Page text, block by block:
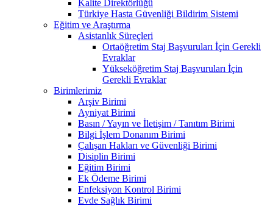
Kalite Direktörlüğü
Türkiye Hasta Güvenliği Bildirim Sistemi
Eğitim ve Araştırma
Asistanlık Süreçleri
Ortaöğretim Staj Başvuruları İçin Gerekli
Evraklar
Yükseköğretim Staj Başvuruları İçin
Gerekli Evraklar
Birimlerimiz
Arşiv Birimi
Ayniyat Birimi
Basın / Yayın ve İletişim / Tanıtım Birimi
Bilgi İşlem Donanım Birimi
Çalışan Hakları ve Güvenliği Birimi
Disiplin Birimi
Eğitim Birimi
Ek Ödeme Birimi
Enfeksiyon Kontrol Birimi
Evde Sağlık Birimi